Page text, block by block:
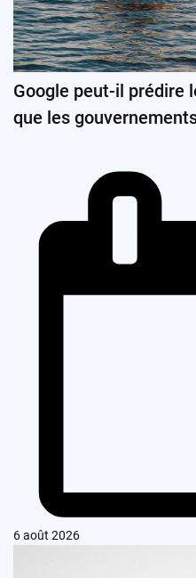
Google peut-il prédire
que les
6 août 2026